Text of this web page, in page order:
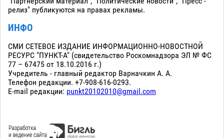
релиз" публикуются на правах рекламы.
ИНФО
СМИ СЕТЕВОЕ ИЗДАНИЕ ИНФОРМАЦИОННО-НОВОСТНОЙ
РЕСУРС "ПУНКТ-А" (свидетельство Роскомнадзора ЭЛ № ФС
77 – 67475 от 18.10.2016 г.)
Учредитель - главный редактор Варначкин А. А.
Телефон редакции. +7-908-616-0293.
E-mail редакции: punkt20102010@gmail.com